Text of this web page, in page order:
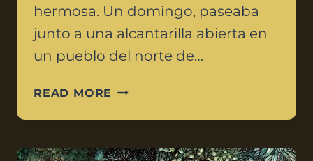
hermosa. Un domingo, paseaba
junto a una alcantarilla abierta en
un pueblo del norte de…
READ MORE